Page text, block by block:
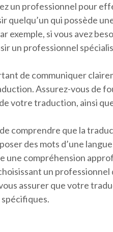
un professionnel pour
quelqu’un qui possède
exemple, si vous avez
un professionnel
de communiquer
Assurez-vous de
votre traduction, ainsi
comprendre que la
des mots d’une
une compréhension
un
assurer que votre
spécifiques.